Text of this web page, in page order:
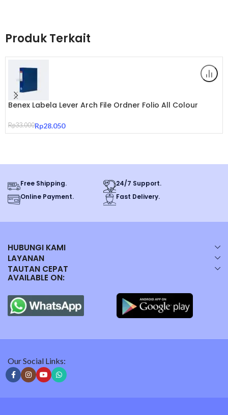
Bambi Zipper Bag 5521, Folio cocok untuk menyimpan dokumen-
menarik Red, Blue, Fluoro Orange, Fluoro Green, Fluoro Yellow.
Spesifikasi :
Bahan : PP Diagonal
Adding Part : Zipper
Ukuran : Folio (28 x 29cm)
pesan dan yang diterima.
Pembeli wajib merekam video unboxing setelah pesanan
diterima.
– 100% original produk Bambi
Produk Terkait
Benex Labela Lever Arch File Ordner Folio All Colour
Rp33.000Rp28.050
Free Shipping.
24/7 Support.
Online Payment.
Fast Delivery.
HUBUNGI KAMI
LAYANAN
TAUTAN CEPAT
AVAILABLE ON:
Our Social Links: